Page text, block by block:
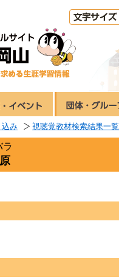
込み 視聴覚教材検索結果一覧
ラ